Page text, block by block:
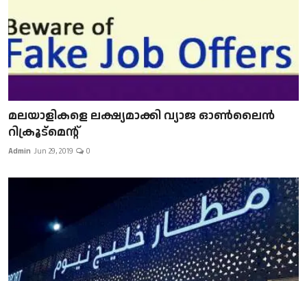
മലയാളികളെ ലക്ഷ്യമാക്കി വ്യാജ ഓൺലൈൻ
റിക്രൂട്മെന്റ്
Admin Jun 29, 2019 0